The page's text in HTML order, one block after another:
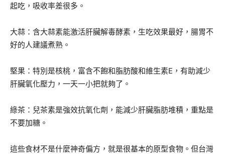
起吃，吸收率差很多。
大蒜：含大蒜素能激活肝臟解毒酵素，生吃效果最好，腸胃不
好的人建議煮熟。
堅果：特別是核桃，富含不飽和脂肪酸和維生素E，有助減少
肝臟氧化壓力，一天一小把就夠了。
綠茶：兒茶素是強效抗氧化劑，能減少肝臟脂肪堆積，重點是
不要加糖。
這些食材不是什麼神奇偏方，就是很基本的原型食物。但台灣